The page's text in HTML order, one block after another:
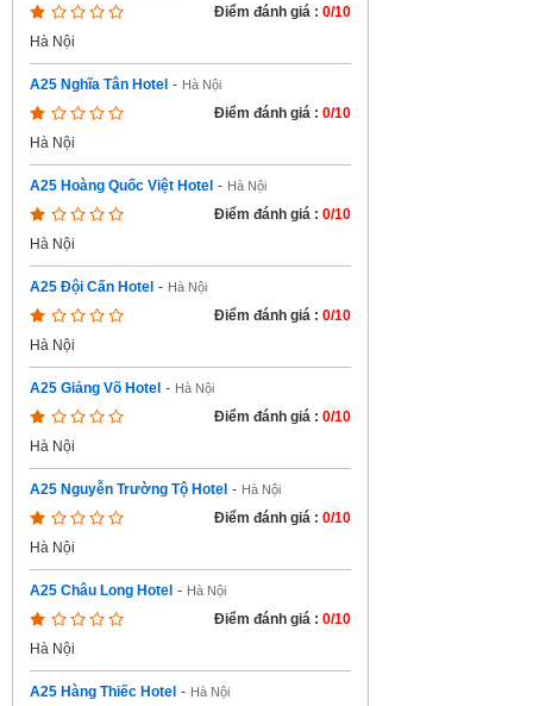
Điểm đánh giá : 0/10
Hà Nội
A25 Nghĩa Tân Hotel - Hà Nội
Điểm đánh giá : 0/10
Hà Nội
A25 Hoàng Quốc Việt Hotel - Hà Nội
Điểm đánh giá : 0/10
Hà Nội
A25 Đội Cấn Hotel - Hà Nội
Điểm đánh giá : 0/10
Hà Nội
A25 Giảng Võ Hotel - Hà Nội
Điểm đánh giá : 0/10
Hà Nội
A25 Nguyễn Trường Tộ Hotel - Hà Nội
Điểm đánh giá : 0/10
Hà Nội
A25 Châu Long Hotel - Hà Nội
Điểm đánh giá : 0/10
Hà Nội
A25 Hàng Thiếc Hotel - Hà Nội